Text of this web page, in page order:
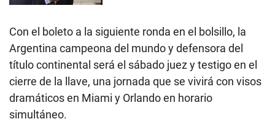
Con el boleto a la siguiente ronda en el bolsillo, la
Argentina campeona del mundo y defensora del
título continental será el sábado juez y testigo en el
cierre de la llave, una jornada que se vivirá con visos
dramáticos en Miami y Orlando en horario
simultáneo.